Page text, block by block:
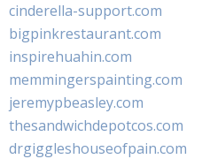
cinderella-support.com
bigpinkrestaurant.com
inspirehuahin.com
memmingerspainting.com
jeremypbeasley.com
thesandwichdepotcos.com
drgiggleshouseofpain.com